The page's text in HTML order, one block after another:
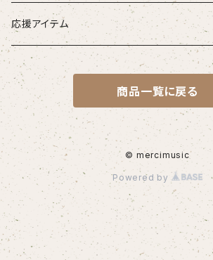
応援アイテム
商品一覧に戻る
© mercimusic
Powered by